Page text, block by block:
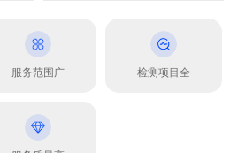
服务范围广 检测项目全